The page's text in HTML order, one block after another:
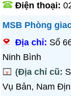
Điện thoại:
MSB Phòng
Địa chỉ: Số
Ninh Bình
(Địa chỉ cũ:
Vụ Bản, Nam